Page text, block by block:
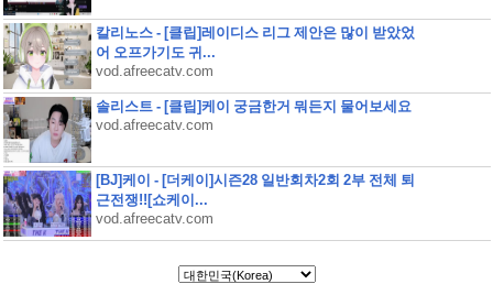
칼리노스 - [클립]레이디스 리그 제안은 많이 받았었
어 오프가기도 귀...
vod.afreecatv.com
솔리스트 - [클립]케이 궁금한거 뭐든지 물어보세요
vod.afreecatv.com
[BJ]케이 - [더케이]시즌28 일반회차2회 2부 전체 퇴
근전쟁!![쇼케이...
vod.afreecatv.com